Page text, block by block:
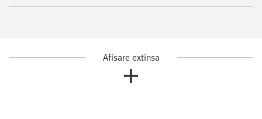
Afisare extinsa